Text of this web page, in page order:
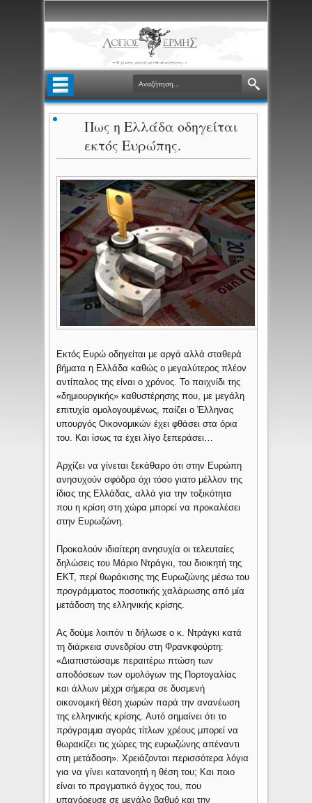
Πως η Ελλάδα οδηγείται
εκτός Ευρώπης.
Εκτός Ευρώ οδηγείται με αργά αλλά σταθερά
βήματα η Ελλάδα καθώς ο μεγαλύτερος πλέον
αντίπαλος της είναι ο χρόνος. Το παιχνίδι της
«δημιουργικής» καθυστέρησης που, με μεγάλη
επιτυχία ομολογουμένως, παίζει ο Έλληνας
υπουργός Οικονομικών έχει φθάσει στα όρια
του. Και ίσως τα έχει λίγο ξεπεράσει…
Αρχίζει να γίνεται ξεκάθαρο ότι στην Ευρώπη
ανησυχούν σφόδρα όχι τόσο γιατο μέλλον της
ίδιας της Ελλάδας, αλλά για την τοξικότητα
που η κρίση στη χώρα μπορεί να προκαλέσει
στην Ευρωζώνη.
Προκαλούν ιδιαίτερη ανησυχία οι τελευταίες
δηλώσεις του Μάριο Ντράγκι, του διοικητή της
ΕΚΤ, περί θωράκισης της Ευρωζώνης μέσω του
προγράμματος ποσοτικής χαλάρωσης από μία
μετάδοση της ελληνικής κρίσης.
Ας δούμε λοιπόν τι δήλωσε ο κ. Ντράγκι κατά
τη διάρκεια συνεδρίου στη Φρανκφούρτη:
«Διαπιστώσαμε περαιτέρω πτώση των
αποδόσεων των ομολόγων της Πορτογαλίας
και άλλων μέχρι σήμερα σε δυσμενή
οικονομική θέση χωρών παρά την ανανέωση
της ελληνικής κρίσης. Αυτό σημαίνει ότι το
πρόγραμμα αγοράς τίτλων χρέους μπορεί να
θωρακίζει τις χώρες της ευρωζώνης απέναντι
στη μετάδοση». Χρειάζονται περισσότερα λόγια
για να γίνει κατανοητή η θέση του; Και ποιο
είναι το πραγματικό άγχος του, που
υπαγόρευσε σε μεγάλο βαθμό και την